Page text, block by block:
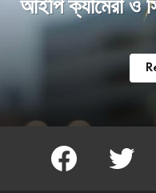
আইপি ক্যামেরা ও
facebook twitter